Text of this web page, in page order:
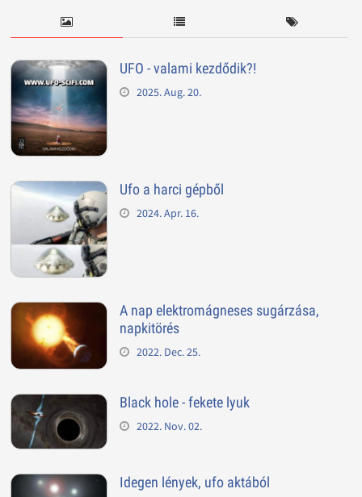
UFO - valami kezdődik?!
2025. Aug. 20.
Ufo a harci gépből
2024. Apr. 16.
A nap elektromágneses sugárzása,
napkitörés
2022. Dec. 25.
Black hole - fekete lyuk
2022. Nov. 02.
Idegen lények, ufo aktából